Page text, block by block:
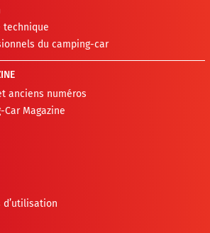
technique
du camping-car
anciens numéros
Car Magazine
d’utilisation